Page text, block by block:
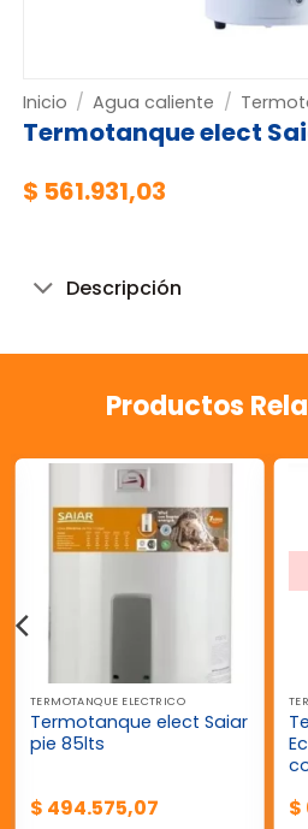
Inicio / Agua caliente /
Termotanque elect
$ 561.931,03
Descripción
Productos
TERMOTANQUE ELECTRICO
Termotanque elect Saiar
pie 85lts
$ 494.575,07 $